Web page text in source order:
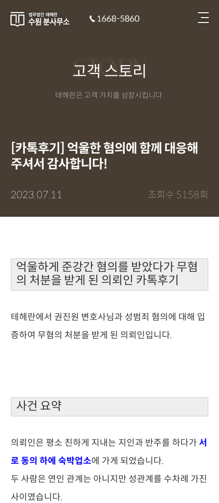
STORY
고객 스토리
테헤란은 고객 가치를 성장시킵니다.
[카톡후기] 억울한 혐의에 함께 대응해
주셔서 감사합니다!
2023.07.11 조회수 5158회
억울하게 준강간 혐의를 받았다가 무혐
의 처분을 받게 된 의뢰인 카톡후기
테헤란에서 권진원 변호사님과 성범죄 혐의에 대해 입
증하여 무혐의 처분을 받게 된 의뢰인입니다.
사건 요약
의뢰인은 평소 친하게 지내는 지인과 반주를 하다가서
로 동의 하에 숙박업소에 가게 되었습니다.
두 사람은 연인 관계는 아니지만 성관계를 수차례 가진
사이였습니다.